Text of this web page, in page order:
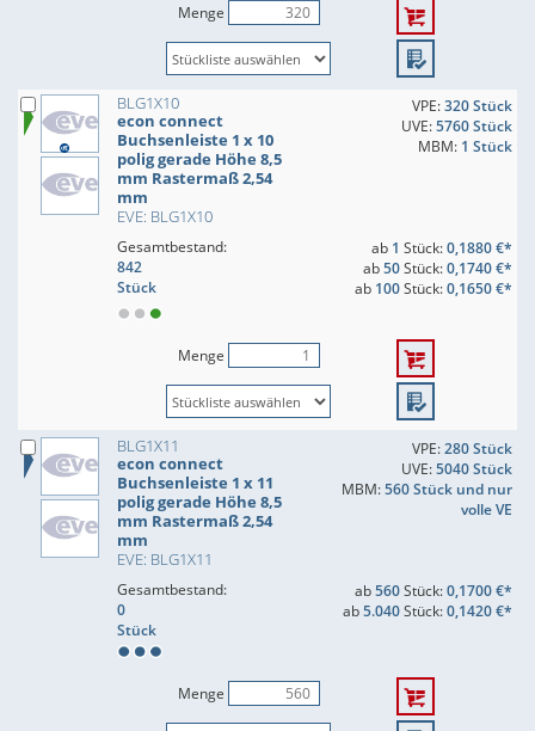
Menge
BLG1X10
econ connect
Buchsenleiste 1 x 10
polig gerade Höhe 8,5
mm Rastermaß 2,54
mm
EVE: BLG1X10
VPE:320 Stück
UVE:5760 Stück
MBM: 1 Stück
Gesamtbestand:
842
Stück
ab 1 Stück:0,1880 €*
ab50Stück:0,1740 €*
ab 100Stück:0,1650 €*
Menge
BLG1X11
econ connect
Buchsenleiste 1 x 11
polig gerade Höhe 8,5
mm Rastermaß 2,54
mm
EVE: BLG1X11
VPE:280 Stück
UVE:5040 Stück
MBM:560 Stück und nur
volle VE
Gesamtbestand:
0
Stück
ab560Stück:0,1700 €*
ab5.040Stück:0,1420 €*
Menge